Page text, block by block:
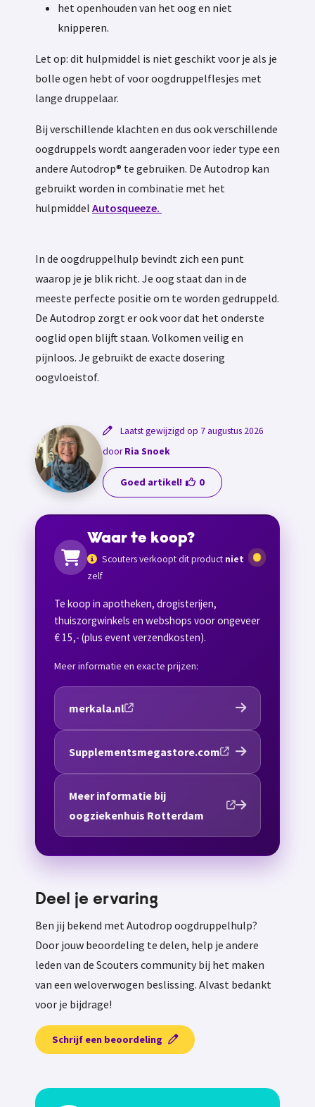
het openhouden van het oog en niet
knipperen.
Let op: dit hulpmiddel is niet geschikt voor je als je
bolle ogen hebt of voor oogdruppelflesjes met
lange druppelaar.
Bij verschillende klachten en dus ook verschillende
oogdruppels wordt aangeraden voor ieder type een
andere Autodrop® te gebruiken. De Autodrop kan
gebruikt worden in combinatie met het
hulpmiddel Autosqueeze.
In de oogdruppelhulp bevindt zich een punt
waarop je je blik richt. Je oog staat dan in de
meeste perfecte positie om te worden gedruppeld.
De Autodrop zorgt er ook voor dat het onderste
ooglid open blijft staan. Volkomen veilig en
pijnloos. Je gebruikt de exacte dosering
oogvloeistof.
Laatst gewijzigd op 7 augustus 2026
doorRia Snoek
Goed artikel! 0
Waar te koop?
Scouters verkoopt dit product niet
zelf
Te koop in apotheken, drogisterijen,
thuiszorgwinkels en webshops voor ongeveer
€ 15,- (plus event verzendkosten).
Meer informatie en exacte prijzen:
merkala.nl
Supplementsmegastore.com
Meer informatie bij
oogziekenhuis Rotterdam
Deel je ervaring
Ben jij bekend met Autodrop oogdruppelhulp?
Door jouw beoordeling te delen, help je andere
leden van de Scouters community bij het maken
van een weloverwogen beslissing. Alvast bedankt
voor je bijdrage!
Schrijf een beoordeling